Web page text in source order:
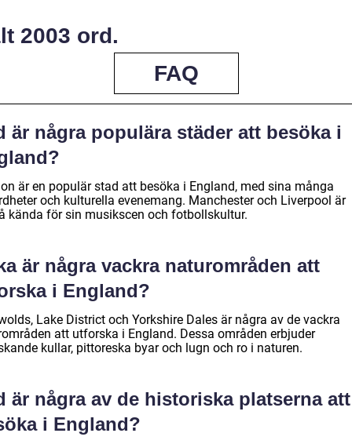
2003 ord.
FAQ
är några populära städer att besöka i
är en populär stad att besöka i England, med sina många
och kulturella evenemang. Manchester och Liverpool är
kända för sin musikscen och fotbollskultur.
är några vackra naturområden att
i England?
Lake District och Yorkshire Dales är några av de vackra
att utforska i England. Dessa områden erbjuder
kullar, pittoreska byar och lugn och ro i naturen.
är några av de historiska platserna att
i England?